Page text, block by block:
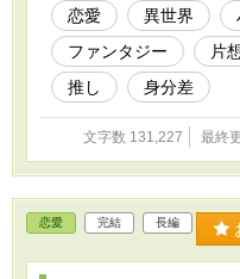
黒いモヤのかかる小箱を渡
い。。。 ただ推しを見るた
運命転換期がやってくる。
恋愛 異世界
ファンタジー
片
推し
身分差
文字数 131,227 最終
恋愛 完結 長編